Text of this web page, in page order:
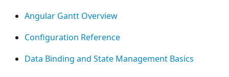
Angular Gantt Overview
Configuration Reference
Data Binding and State Management Basics